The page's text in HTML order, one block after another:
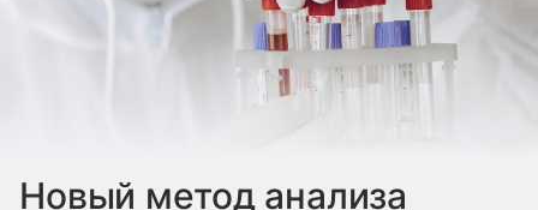
Новый метод анализа